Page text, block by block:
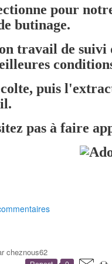
pour
butinage.
travail de suivi
puis
pas à faire
cheznous62